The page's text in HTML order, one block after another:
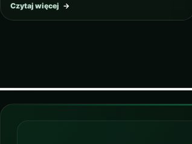
Czytaj więcej →